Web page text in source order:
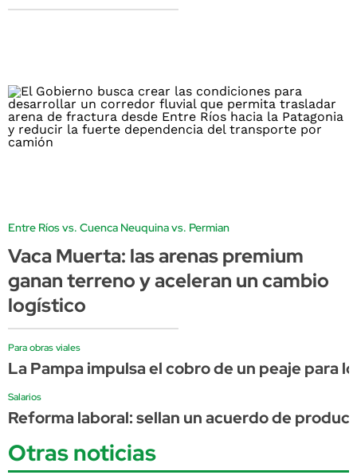
Entre Ríos vs. Cuenca Neuquina vs. Permian
Vaca Muerta: las arenas premium
ganan terreno y aceleran un cambio
logístico
Para obras viales
La Pampa impulsa el cobro de un peaje para
Salarios
Reforma laboral: sellan un acuerdo de
Otras noticias